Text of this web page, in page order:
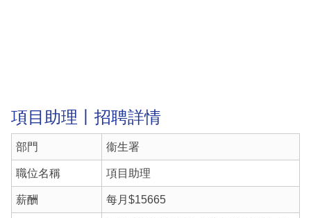
項目助理丨招聘詳情
部門 衞生署
職位名稱 項目助理
薪酬 每月$15665